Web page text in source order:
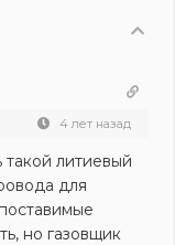
4 лет назад
такой литиевый
для
но газовщик